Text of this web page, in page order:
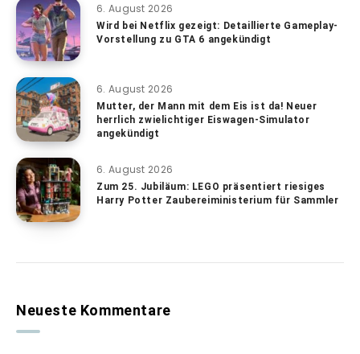
6. August 2026
Wird bei Netflix gezeigt: Detaillierte Gameplay-
Vorstellung zu GTA 6 angekündigt
6. August 2026
Mutter, der Mann mit dem Eis ist da! Neuer
herrlich zwielichtiger Eiswagen-Simulator
angekündigt
6. August 2026
Zum 25. Jubiläum: LEGO präsentiert riesiges
Harry Potter Zaubereiministerium für Sammler
Neueste Kommentare